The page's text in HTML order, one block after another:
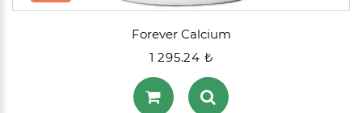
Forever Calcium
1 295.24 ₺